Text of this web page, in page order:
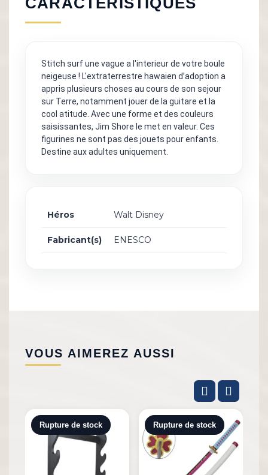
Stitch surf une vague a l'interieur de votre boule
neigeuse ! L'extraterrestre hawaien d’adoption a
appris plusieurs choses au cours de son sejour
sur Terre, notamment jouer de la guitare et la
cool atitude. Avec une forme et des couleurs
saisissantes, Jim Shore le met en valeur. Ces
figurines ne sont pas des jouets pour enfants.
Destine aux adultes uniquement.
Héros Walt Disney
Fabricant(s) ENESCO
VOUS AIMEREZ AUSSI
Rupture de stock Rupture de stock